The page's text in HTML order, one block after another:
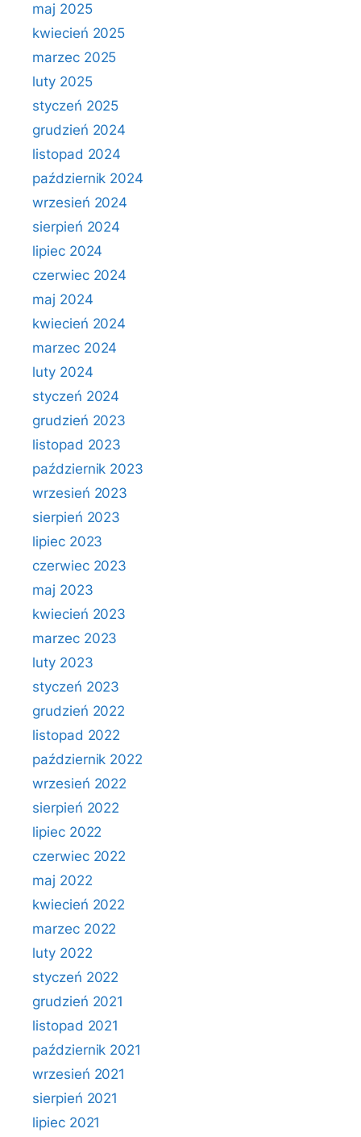
maj 2025
kwiecień 2025
marzec 2025
luty 2025
styczeń 2025
grudzień 2024
listopad 2024
październik 2024
wrzesień 2024
sierpień 2024
lipiec 2024
czerwiec 2024
maj 2024
kwiecień 2024
marzec 2024
luty 2024
styczeń 2024
grudzień 2023
listopad 2023
październik 2023
wrzesień 2023
sierpień 2023
lipiec 2023
czerwiec 2023
maj 2023
kwiecień 2023
marzec 2023
luty 2023
styczeń 2023
grudzień 2022
listopad 2022
październik 2022
wrzesień 2022
sierpień 2022
lipiec 2022
czerwiec 2022
maj 2022
kwiecień 2022
marzec 2022
luty 2022
styczeń 2022
grudzień 2021
listopad 2021
październik 2021
wrzesień 2021
sierpień 2021
lipiec 2021